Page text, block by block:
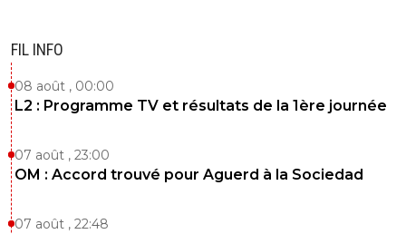
FIL INFO
08 août , 00:00
L2 : Programme TV et résultats de la 1ère journée
07 août , 23:00
OM : Accord trouvé pour Aguerd à la Sociedad
07 août , 22:48